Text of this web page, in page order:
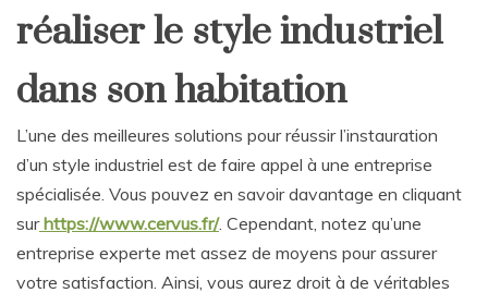
réaliser le style industriel
dans son habitation
L’une des meilleures solutions pour réussir l’instauration
d’un style industriel est de faire appel à une entreprise
spécialisée. Vous pouvez en savoir davantage en cliquant
sur https://www.cervus.fr/. Cependant, notez qu’une
entreprise experte met assez de moyens pour assurer
votre satisfaction. Ainsi, vous aurez droit à de véritables